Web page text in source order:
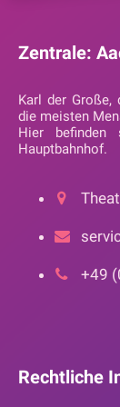
Zentrale:
Karl der Große,
die meisten
Hier befinden
Hauptbahnhof.
+49
Rechtliche